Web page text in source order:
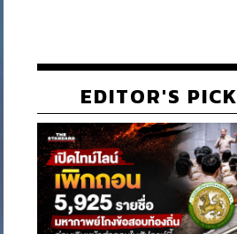
EDITOR'S PICK